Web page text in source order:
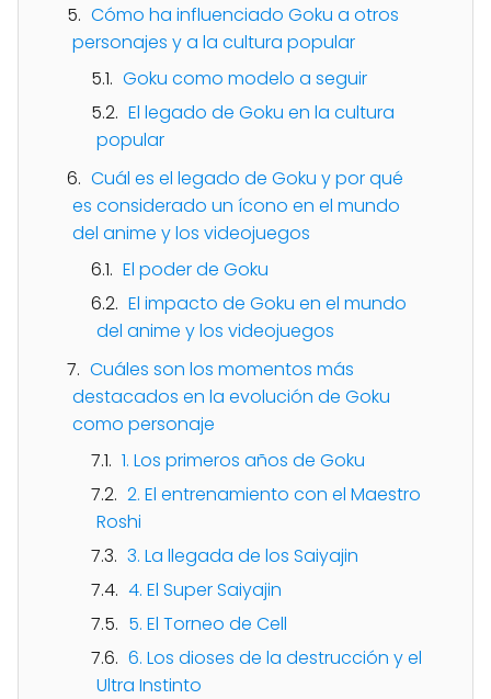
Cómo ha influenciado Goku a otros
personajes y a la cultura popular
Goku como modelo a seguir
El legado de Goku en la cultura
popular
Cuál es el legado de Goku y por qué
es considerado un ícono en el mundo
del anime y los videojuegos
El poder de Goku
El impacto de Goku en el mundo
del anime y los videojuegos
Cuáles son los momentos más
destacados en la evolución de Goku
como personaje
1. Los primeros años de Goku
2. El entrenamiento con el Maestro
Roshi
3. La llegada de los Saiyajin
4. El Super Saiyajin
5. El Torneo de Cell
6. Los dioses de la destrucción y el
Ultra Instinto